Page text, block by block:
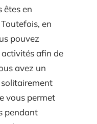
êtes en
en
pouvez
afin de
avez un
solitairement
vous permet
pendant